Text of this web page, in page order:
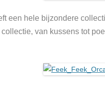
een hele bijzondere
van kussens tot